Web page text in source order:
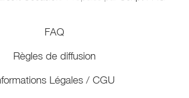
FAQ
Règles de diffusion
Légales / CGU